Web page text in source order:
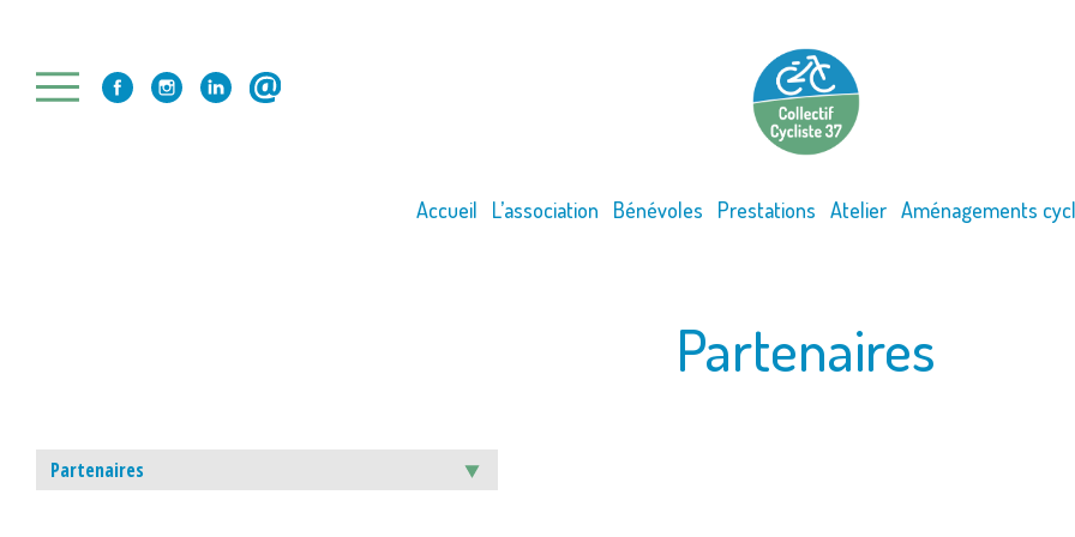
content
Accueil L’association Bénévoles Prestations Atelier Aménagements
Partenaires